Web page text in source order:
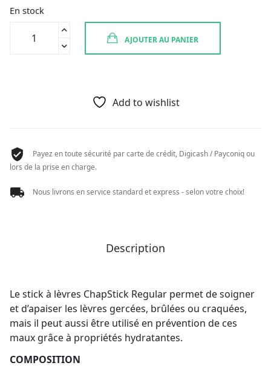
En stock
AJOUTER AU PANIER
Add to wishlist
Payez en toute sécurité par carte de crédit, Digicash / Payconiq ou
lors de la prise en charge.
Nous livrons en service standard et express - selon votre choix!
Description
Le stick à lèvres ChapStick Regular permet de soigner
et d’apaiser les lèvres gercées, brûlées ou craquées,
mais il peut aussi être utilisé en prévention de ces
maux grâce à propriétés hydratantes.
COMPOSITION